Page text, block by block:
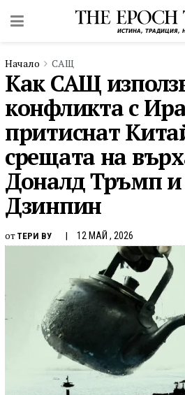
Начало САЩ
Как САЩ
конфликта с
притиснат
срещата на
Доналд Тръмп
Дзинпин
от ТЕРИ ВУ 12 МАЙ , 2026